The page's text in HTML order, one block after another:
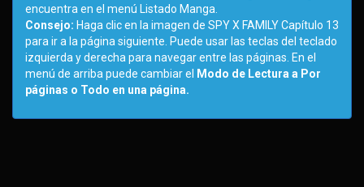
encuentra en el menú Listado Manga.
Consejo: Haga clic en la imagen de SPY X FAMILY Capítulo 13
para ir a la página siguiente. Puede usar las teclas del teclado
izquierda y derecha para navegar entre las páginas. En el
menú de arriba puede cambiar el
Modo de Lectura a Por
páginas o Todo en una página.